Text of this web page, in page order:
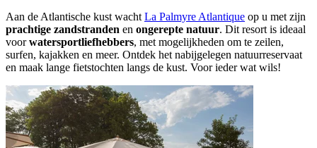
Aan de Atlantische kust wacht La Palmyre Atlantique op u met zijn
prachtige zandstranden en ongerepte natuur. Dit resort is ideaal
voorwatersportliefhebbers, met mogelijkheden om te zeilen,
surfen, kajakken en meer. Ontdek het nabijgelegen natuurreservaat
en maak lange fietstochten langs de kust. Voor ieder wat wils!